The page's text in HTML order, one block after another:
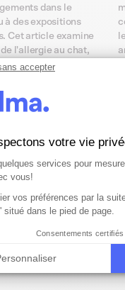
dans le
à des expositions
Cet article examine
l'allergie au chat,
et les traitements
également de la
pour atténuer
accepter
votre vie
de
services pour
vous!
vos préférences par la
situé dans le pied de page.
Consentements certifiés